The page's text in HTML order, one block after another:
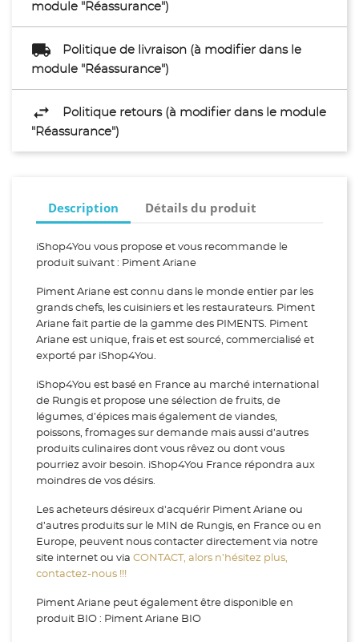
module "Réassurance")
Politique de livraison (à modifier dans le
module "Réassurance")
Politique retours (à modifier dans le module
"Réassurance")
Description Détails du produit
iShop4You vous propose et vous recommande le
produit suivant : Piment Ariane
Piment Ariane est connu dans le monde entier par les
grands chefs, les cuisiniers et les restaurateurs. Piment
Ariane fait partie de la gamme des PIMENTS. Piment
Ariane est unique, frais et est sourcé, commercialisé et
exporté par iShop4You.
iShop4You est basé en France au marché international
de Rungis et propose une sélection de fruits, de
légumes, d’épices mais également de viandes,
poissons, fromages sur demande mais aussi d’autres
produits culinaires dont vous rêvez ou dont vous
pourriez avoir besoin. iShop4You France répondra aux
moindres de vos désirs.
Les acheteurs désireux d'acquérir Piment Ariane ou
d’autres produits sur le MIN de Rungis, en France ou en
Europe, peuvent nous contacter directement via notre
site internet ou via CONTACT, alors n’hésitez plus,
contactez-nous !!!
Piment Ariane peut également être disponible en
produit BIO : Piment Ariane BIO